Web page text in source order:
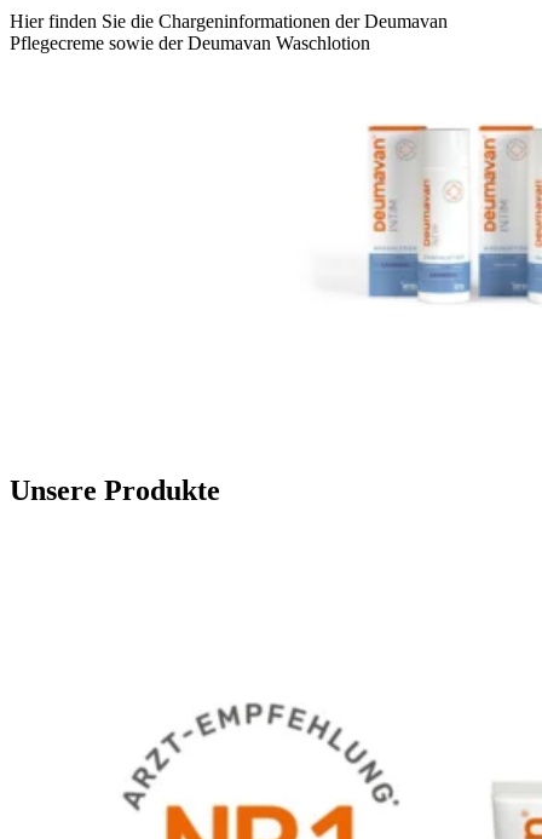
Hier finden Sie die Chargeninformationen der Deumavan
Pflegecreme sowie der Deumavan Waschlotion
Unsere Produkte